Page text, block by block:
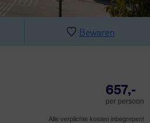
Bewaren
657,-
per persoon
Alle verplichte kosten inbegrepen!